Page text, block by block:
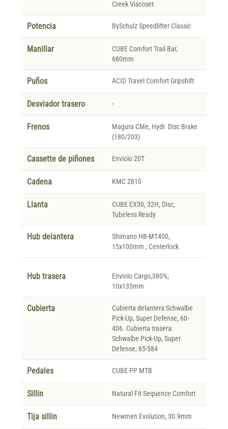
Creek Viscoset
Potencia BySchulz Speedlifter Classic
Manillar
CUBE Comfort Trail Bar,
680mm
Puños ACID Travel Comfort Gripshift
Desviador trasero -
Frenos
Magura CMe, Hydr. Disc Brake
(180/203)
Cassette de piñones Enviolo 20T
Cadena KMC Z610
Llanta
CUBE EX30, 32H, Disc,
Tubeless Ready
Hub delantera
Shimano HB-MT400,
15x100mm , Centerlock
Hub trasera
Enviolo Cargo,380%,
10x135mm
Cubierta
Cubierta delantera:Schwalbe
Pick-Up, Super Defense, 60-
406. Cubierta trasera:
Schwalbe Pick-Up, Super
Defense, 65-584
Pedales CUBE PP MTB
Sillin Natural Fit Sequence Comfort
Tija sillin Newmen Evolution, 30.9mm